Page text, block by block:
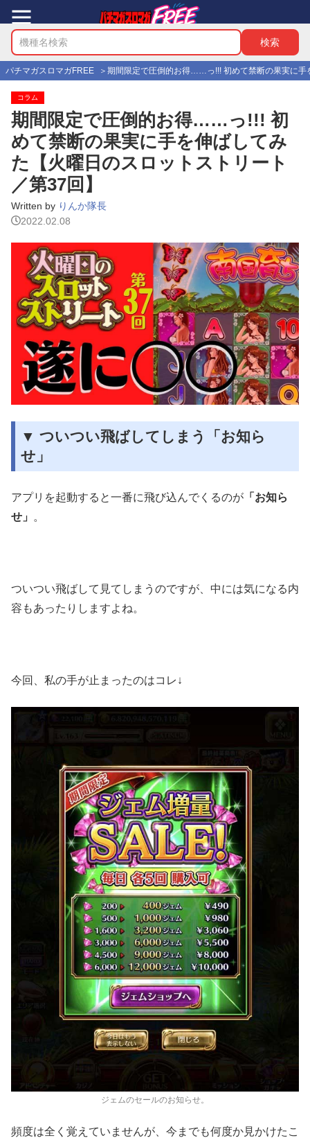
パチマガスロマガFREE 期間限定で圧倒的お得……っ!!! 初めて禁断の果実に手
コラム
期間限定で圧倒的お得……っ!!! 初
めて禁断の果実に手を伸ばしてみ
た【火曜日のスロットストリート
／第37回】
Written by りんか隊長
2022.02.08
▼ ついつい飛ばしてしまう「お知ら
せ」
アプリを起動すると一番に飛び込んでくるのが 「お知ら
せ」
。
ついつい飛ばして見てしまうのですが、中には気になる内
容もあったりしますよね。
今回、私の手が止まったのはコレ↓
ジェムのセールのお知らせ。
頻度は全く覚えていませんが、今までも何度か見かけたこ